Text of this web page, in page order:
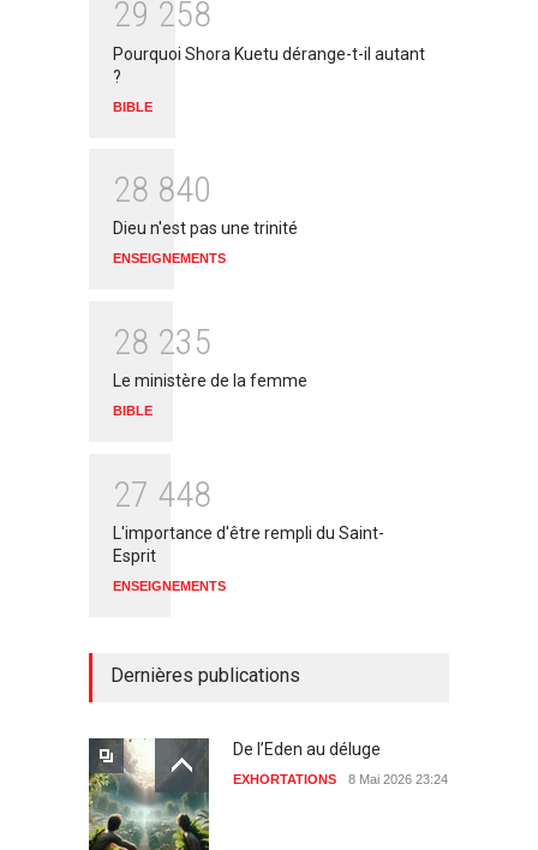
29 258
Pourquoi Shora Kuetu dérange-t-il autant
?
BIBLE
28 840
Dieu n'est pas une trinité
ENSEIGNEMENTS
28 235
Le ministère de la femme
BIBLE
27 448
L'importance d'être rempli du Saint-
Esprit
ENSEIGNEMENTS
Dernières publications
De l’Eden au déluge
EXHORTATIONS 8 Mai 2026 23:24